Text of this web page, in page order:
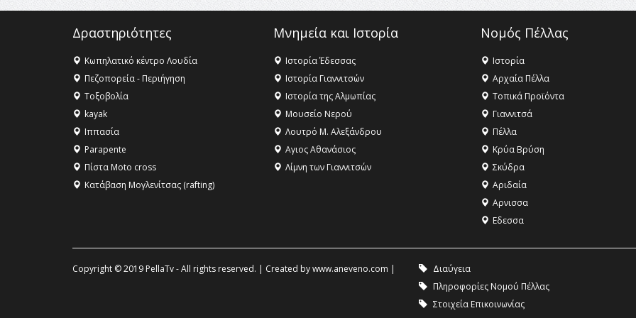
Δραστηριότητες
Κωπηλατικό κέντρο Λουδία
Πεζοπορεία - Περιήγηση
Τοξοβολία
kayak
Ιππασία
Parapente
Πίστα Moto cross
Κατάβαση Μογλενίτσας (rafting)
Μνημεία και Ιστορία
Ιστορία Έδεσσας
Ιστορία Γιαννιτσών
Ιστορία της Αλμωπίας
Μουσείο Νερού
Λουτρό Μ. Αλεξάνδρου
Αγιος Αθανάσιος
Λίμνη των Γιαννιτσών
Νομός Πέλλας
Ιστορία
Αρχαία Πέλλα
Τοπικά Προϊόντα
Γιαννιτσά
Πέλλα
Κρύα Βρύση
Σκύδρα
Αριδαία
Aρνισσα
Eδεσσα
Copyright © 2019 PellaTv - All rights reserved. | Created bywww.aneveno.com | Διαύγεια
Πληροφορίες Νομού Πέλλας
Στοιχεία Επικοινωνίας